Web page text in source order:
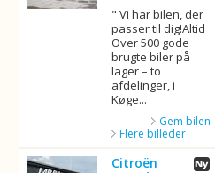
" Vi har bilen, der
passer til dig!Altid
Over 500 gode
brugte biler på
lager – to
afdelinger, i
Køge...
Gem bilen
Flere billeder
Citroën